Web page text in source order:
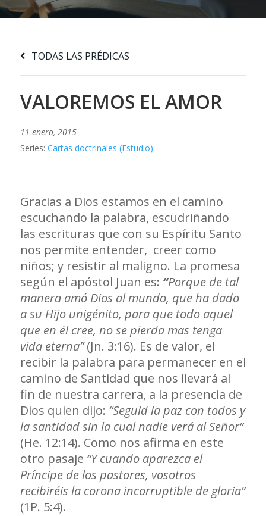
TODAS LAS PRÉDICAS
VALOREMOS EL AMOR
11 enero, 2015
Series: Cartas doctrinales (Estudio)
Gracias a Dios estamos en el camino
escuchando la palabra, escudriñando
las escrituras que con su Espíritu Santo
nos permite entender, creer como
niños; y resistir al maligno. La promesa
según el apóstol Juan es: “Porque de tal
manera amó Dios al mundo, que ha dado
a su Hijo unigénito, para que todo aquel
que en él cree, no se pierda mas tenga
vida eterna”(Jn. 3:16). Es de valor, el
recibir la palabra para permanecer en el
camino de Santidad que nos llevará al
fin de nuestra carrera, a la presencia de
Dios quien dijo: “Seguid la paz con todos y
la santidad sin la cual nadie verá al Señor”
(He. 12:14). Como nos afirma en este
otro pasaje “Y cuando aparezca el
Príncipe de los pastores, vosotros
recibiréis la corona incorruptible de gloria”
(1P. 5:4).